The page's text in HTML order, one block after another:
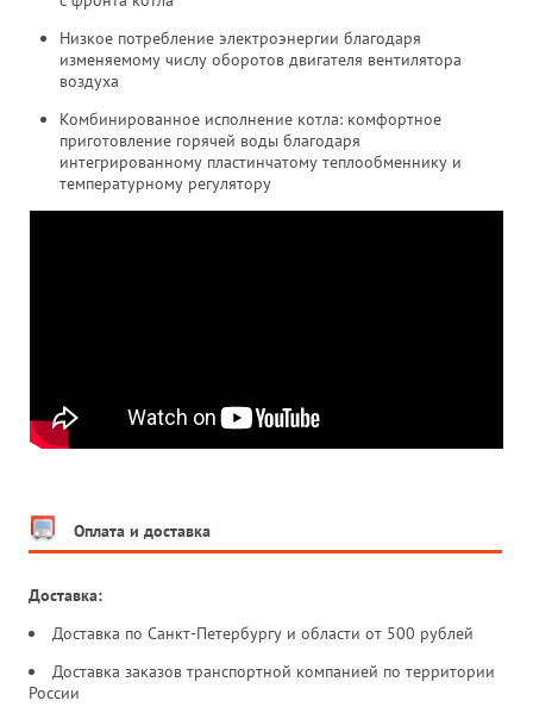
Низкое потребление электроэнергии благодаря
изменяемому числу оборотов двигателя вентилятора
воздуха
Комбинированное исполнение котла: комфортное
приготовление горячей воды благодаря
интегрированному пластинчатому теплообменнику и
температурному регулятору
Оплата и доставка
Доставка:
Доставка по Санкт-Петербургу и области от 500 рублей
Доставка заказов транспортной компанией по территории
России